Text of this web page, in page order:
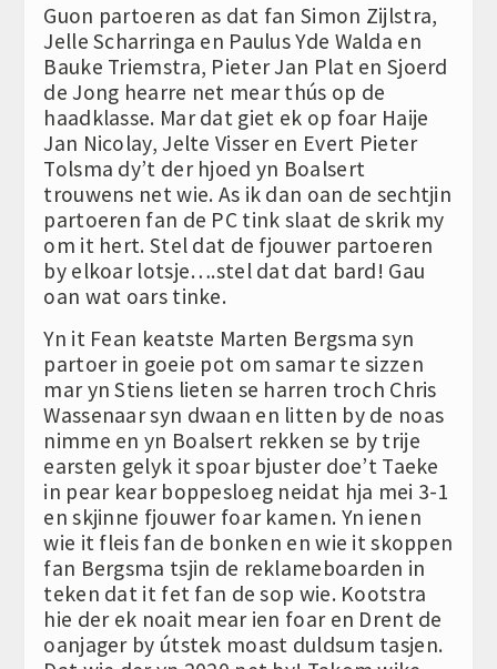
Guon partoeren as dat fan Simon Zijlstra,
Jelle Scharringa en Paulus Yde Walda en
Bauke Triemstra, Pieter Jan Plat en Sjoerd
de Jong hearre net mear thús op de
haadklasse. Mar dat giet ek op foar Haije
Jan Nicolay, Jelte Visser en Evert Pieter
Tolsma dy’t der hjoed yn Boalsert
trouwens net wie. As ik dan oan de sechtjin
partoeren fan de PC tink slaat de skrik my
om it hert. Stel dat de fjouwer partoeren
by elkoar lotsje….stel dat dat bard! Gau
oan wat oars tinke.
Yn it Fean keatste Marten Bergsma syn
partoer in goeie pot om samar te sizzen
mar yn Stiens lieten se harren troch Chris
Wassenaar syn dwaan en litten by de noas
nimme en yn Boalsert rekken se by trije
earsten gelyk it spoar bjuster doe’t Taeke
in pear kear boppesloeg neidat hja mei 3-1
en skjinne fjouwer foar kamen. Yn ienen
wie it fleis fan de bonken en wie it skoppen
fan Bergsma tsjin de reklameboarden in
teken dat it fet fan de sop wie. Kootstra
hie der ek noait mear ien foar en Drent de
oanjager by útstek moast duldsum tasjen.